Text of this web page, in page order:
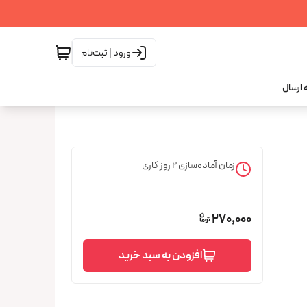
ورود | ثبت‌نام
ارسال
زمان آماده‌سازی2روز کاری
270,000
افزودن به سبد خرید